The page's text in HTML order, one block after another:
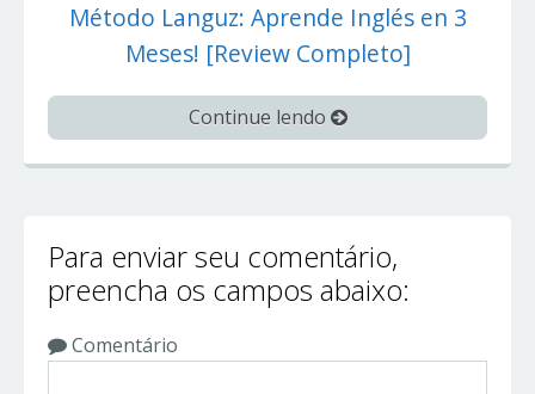
Método Languz: Aprende Inglés en 3
Meses! [Review Completo]
Continue lendo
Para enviar seu comentário,
preencha os campos abaixo:
Comentário